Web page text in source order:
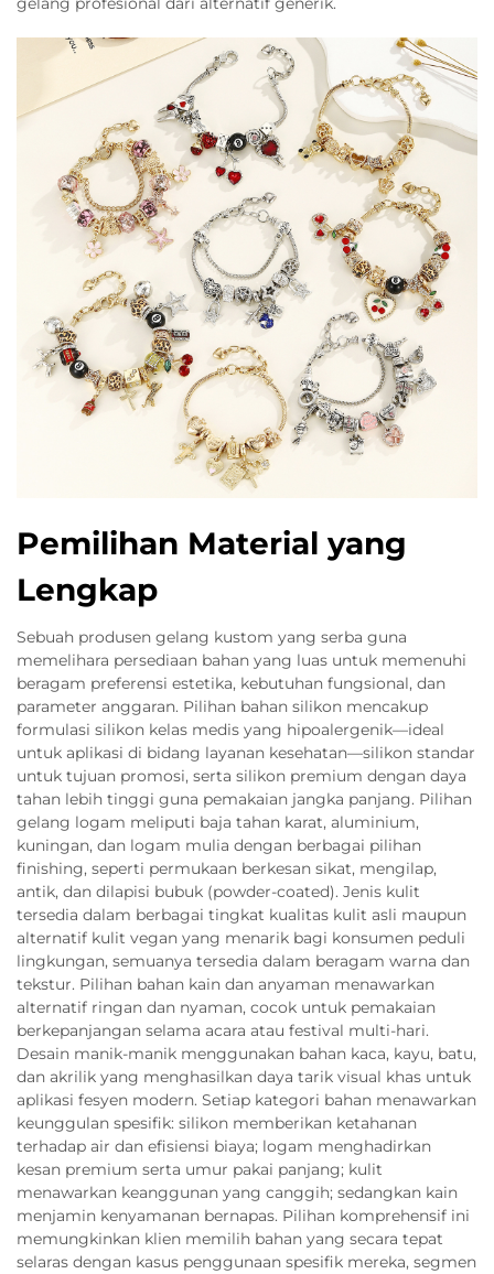
Pemilihan Material yang
Lengkap
Sebuah produsen gelang kustom yang serba guna
memelihara persediaan bahan yang luas untuk memenuhi
beragam preferensi estetika, kebutuhan fungsional, dan
parameter anggaran. Pilihan bahan silikon mencakup
formulasi silikon kelas medis yang hipoalergenik—ideal
untuk aplikasi di bidang layanan kesehatan—silikon standar
untuk tujuan promosi, serta silikon premium dengan daya
tahan lebih tinggi guna pemakaian jangka panjang. Pilihan
gelang logam meliputi baja tahan karat, aluminium,
kuningan, dan logam mulia dengan berbagai pilihan
finishing, seperti permukaan berkesan sikat, mengilap,
antik, dan dilapisi bubuk (powder-coated). Jenis kulit
tersedia dalam berbagai tingkat kualitas kulit asli maupun
alternatif kulit vegan yang menarik bagi konsumen peduli
lingkungan, semuanya tersedia dalam beragam warna dan
tekstur. Pilihan bahan kain dan anyaman menawarkan
alternatif ringan dan nyaman, cocok untuk pemakaian
berkepanjangan selama acara atau festival multi-hari.
Desain manik-manik menggunakan bahan kaca, kayu, batu,
dan akrilik yang menghasilkan daya tarik visual khas untuk
aplikasi fesyen modern. Setiap kategori bahan menawarkan
keunggulan spesifik: silikon memberikan ketahanan
terhadap air dan efisiensi biaya; logam menghadirkan
kesan premium serta umur pakai panjang; kulit
menawarkan keanggunan yang canggih; sedangkan kain
menjamin kenyamanan bernapas. Pilihan komprehensif ini
memungkinkan klien memilih bahan yang secara tepat
selaras dengan kasus penggunaan spesifik mereka, segmen